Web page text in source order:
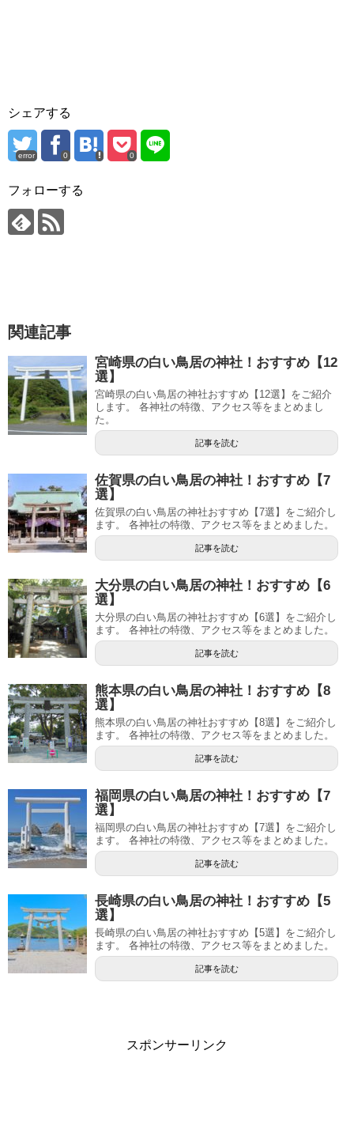
シェアする
error 0 0
フォローする
関連記事
宮崎県の白い鳥居の神社！おすすめ【12
選】
宮崎県の白い鳥居の神社おすすめ【12選】をご紹介
します。 各神社の特徴、アクセス等をまとめまし
た。
記事を読む
佐賀県の白い鳥居の神社！おすすめ【7
選】
佐賀県の白い鳥居の神社おすすめ【7選】をご紹介し
ます。 各神社の特徴、アクセス等をまとめました。
記事を読む
大分県の白い鳥居の神社！おすすめ【6
選】
大分県の白い鳥居の神社おすすめ【6選】をご紹介し
ます。 各神社の特徴、アクセス等をまとめました。
記事を読む
熊本県の白い鳥居の神社！おすすめ【8
選】
熊本県の白い鳥居の神社おすすめ【8選】をご紹介し
ます。 各神社の特徴、アクセス等をまとめました。
記事を読む
福岡県の白い鳥居の神社！おすすめ【7
選】
福岡県の白い鳥居の神社おすすめ【7選】をご紹介し
ます。 各神社の特徴、アクセス等をまとめました。
記事を読む
長崎県の白い鳥居の神社！おすすめ【5
選】
長崎県の白い鳥居の神社おすすめ【5選】をご紹介し
ます。 各神社の特徴、アクセス等をまとめました。
記事を読む
スポンサーリンク